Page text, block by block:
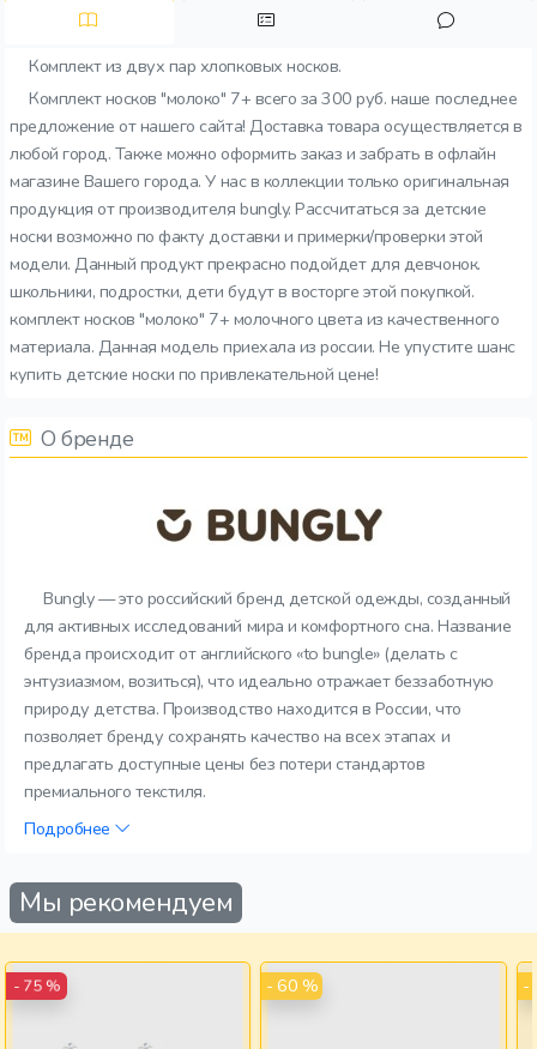
Комплект из двух пар хлопковых носков.
Комплект носков "молоко" 7+ всего за 300 руб. наше последнее
предложение от нашего сайта! Доставка товара осуществляется в
любой город. Также можно оформить заказ и забрать в офлайн
магазине Вашего города. У нас в коллекции только оригинальная
продукция от производителя bungly. Рассчитаться за детские
носки возможно по факту доставки и примерки/проверки этой
модели. Данный продукт прекрасно подойдет для девчонок.
школьники, подростки, дети будут в восторге этой покупкой.
комплект носков "молоко" 7+ молочного цвета из качественного
материала. Данная модель приехала из россии. Не упустите шанс
купить детские носки по привлекательной цене!
О бренде
Bungly — это российский бренд детской одежды, созданный
для активных исследований мира и комфортного сна. Название
бренда происходит от английского «to bungle» (делать с
энтузиазмом, возиться), что идеально отражает беззаботную
природу детства. Производство находится в России, что
позволяет бренду сохранять качество на всех этапах и
предлагать доступные цены без потери стандартов
премиального текстиля.
Подробнее
Мы рекомендуем
- 75 % - 60 % -